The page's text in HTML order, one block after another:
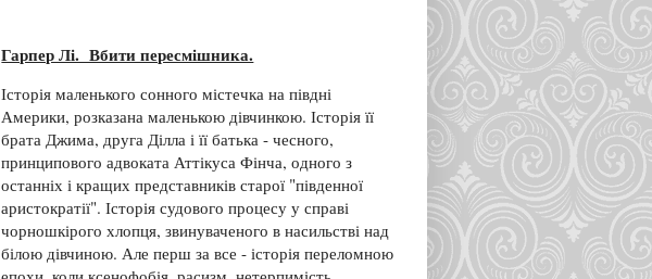
Гарпер Лі. Вбити пересмішника.
Історія маленького сонного містечка на півдні
Америки, розказана маленькою дівчинкою. Історія її
брата Джима, друга Ділла і її батька - чесного,
принципового адвоката Аттікуса Фінча, одного з
останніх і кращих представників старої "південної
аристократії". Історія судового процесу у справі
чорношкірого хлопця, звинуваченого в насильстві над
білою дівчиною. Але перш за все - історія переломною